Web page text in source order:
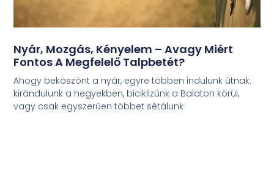
Nyár, Mozgás, Kényelem – Avagy Miért
Fontos A Megfelelő Talpbetét?
Ahogy beköszönt a nyár, egyre többen indulunk útnak:
kirándulunk a hegyekben, biciklizünk a Balaton körül,
vagy csak egyszerűen többet sétálunk